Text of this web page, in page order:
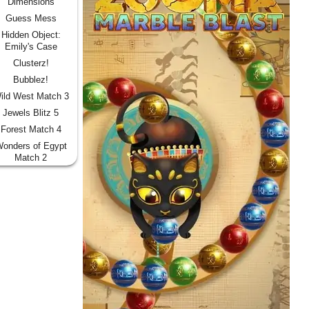
Guess Mess
Hidden Object:
Emily's Case
Clusterz!
Bubblez!
West Match 3
Jewels Blitz 5
Forest Match 4
of Egypt
Match 2